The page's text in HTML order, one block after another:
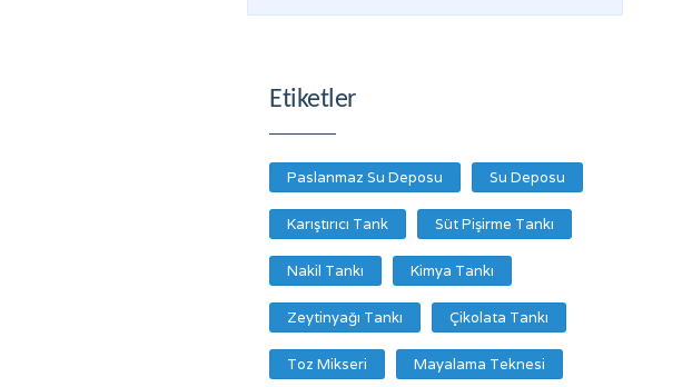
Etiketler
Paslanmaz Su Deposu Su Deposu
Karıştırıcı Tank Süt Pişirme Tankı
Nakil Tankı Kimya Tankı
Zeytinyağı Tankı Çikolata Tankı
Toz Mikseri Mayalama Teknesi